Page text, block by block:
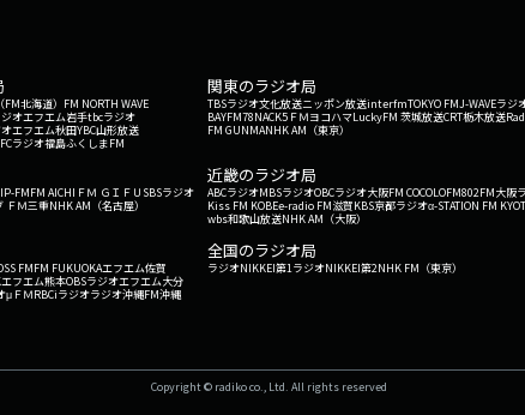
北海道） FM NORTH WAVE
オエフエム岩手tbcラジオ
エフエム秋田YBC山形放送
ラジオ福島ふくしまFM
関東のラジオ局
TBSラジオ文化放送ニッポン放送interfmTOKYO FMJ-WAVEラジ
BAYFM78NACK5 ＦＭヨコハマLuckyFM 茨城放送CRT栃木放送
FM GUNMANHK AM（東京）
FMFM AICHI ＦＭ ＧＩＦＵ SBSラジオ
ＦＭ三重NHK AM（名古屋）
近畿のラジオ局
ABCラジオMBSラジオOBCラジオ大阪FM COCOLOFM802FM大阪
Kiss FM KOBEe-radio FM滋賀KBS京都ラジオα-STATION FM
wbs和歌山放送NHK AM（大阪）
FMFM FUKUOKAエフエム佐賀
フエム熊本OBSラジオエフエム大分
μＦＭRBCiラジオラジオ沖縄FM沖縄
全国のラジオ局
ラジオNIKKEI第1ラジオNIKKEI第2NHK FM（東京）
Copyright © radiko co., Ltd. All rights reserved